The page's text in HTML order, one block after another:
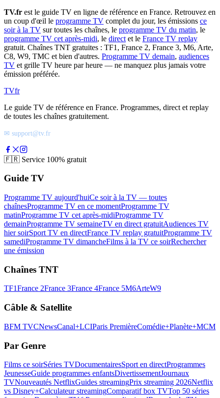
TV.fr est le guide TV en ligne de référence en France. Retrouvez en
un coup d'œil le programme TV complet du jour, les émissions ce
soir à la TV sur toutes les chaînes, le programme TV du matin, le
programme TV cet après-midi, le direct et le France TV replay
gratuit. Chaînes TNT gratuites : TF1, France 2, France 3, M6, Arte,
C8, W9, TMC et bien d'autres. Programme TV demain, audiences
TV et grille TV heure par heure — ne manquez plus jamais votre
émission préférée.
TVfr
Le guide TV de référence en France. Programmes, direct et replay
de toutes les chaînes gratuitement.
✉ support@tv.fr
🇫🇷 Service 100% gratuit
Guide TV
Programme TV aujourd'huiCe soir à la TV — toutes
chaînesProgramme TV en ce momentProgramme TV
matinProgramme TV cet après-midiProgramme TV
demainProgramme TV semaineTV en direct gratuitAudiences TV
hier soirSport TV en directFrance TV replay gratuitProgramme TV
samediProgramme TV dimancheFilms à la TV ce soirRechercher
une émission
Chaînes TNT
TF1France 2France 3France 4France 5M6ArteW9
Câble & Satellite
BFM TVCNewsCanal+LCIParis PremièreComédie+Planète+MCM
Par Genre
Films ce soirSéries TVDocumentairesSport en directProgrammes
JeunesseGuide programmes enfantsDivertissementJournaux
TVNouveautés NetflixGuides streamingPrix streaming 2026Netflix
vs Disney+Calculateur streamingComparatif box TVTop 50 séries